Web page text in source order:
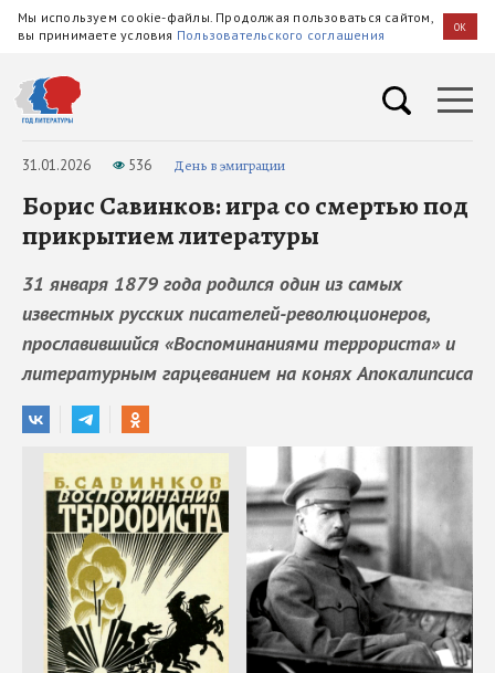
Мы используем cookie-файлы. Продолжая пользоваться сайтом,
вы принимаете условия Пользовательского соглашения OK
31.01.2026 536 День в эмиграции
Борис Савинков: игра со смертью под
прикрытием литературы
31 января 1879 года родился один из самых
известных русских писателей-революционеров,
прославившийся «Воспоминаниями террориста» и
литературным гарцеванием на конях Апокалипсиса